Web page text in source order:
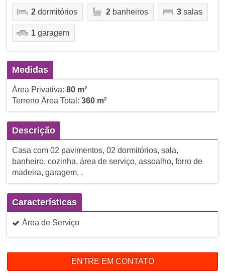
2dormitórios 2banheiros 3salas
1garagem
Medidas
Área Privativa: 80 m²
Terreno Área Total: 360 m²
Descrição
Casa com 02 pavimentos, 02 dormitórios, sala,
banheiro, cozinha, área de serviço, assoalho, forro de
madeira, garagem, .
Características
Área de Serviço
ENTRE EM CONTATO